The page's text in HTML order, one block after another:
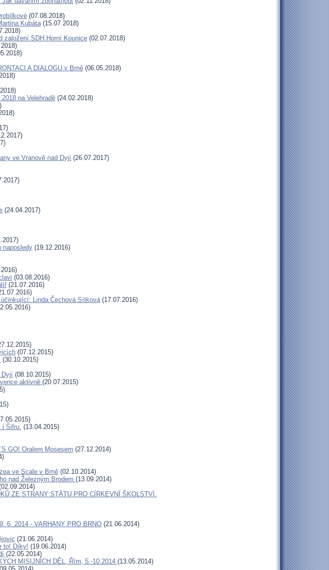
(07.08.2018)
Kubáta(15.07.2018)
založení SDH Horní Kounice (02.07.2018)
A DIALOGU v Brně (06.05.2018)
na Velehradě (24.02.2018)
ve Vranově nad Dyjí (26.07.2017)
(24.04.2017)
naposledy (19.12.2016)
(03.08.2016)
(21.07.2016)
Linda Čechová Sítková(17.07.2016)
(07.12.2015)
(30.10.2015)
Dyjí (08.10.2015)
aktivně (20.07.2015)
i Šifru. (13.04.2015)
GO! Oralem Mosesem (27.12.2014)
ve Scale v Brně (02.10.2014)
nad Železným Brodem (13.09.2014)
ZE STRANY STÁTU PRO CÍRKEVNÍ ŠKOLSTVÍ.
6. 2014 - VARHANY PRO BRNO (21.06.2014)
(21.06.2014)
to! Díky! (19.06.2014)
(22.05.2014)
MISIJNÍCH DĚL, Řím, 5.-10.2014 (13.05.2014)